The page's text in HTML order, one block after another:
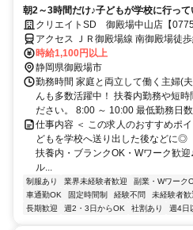
朝2～3時間だけ♪子どもが学校に行っ
ク活躍中
クリエイトSD 御殿場中山店【0775
アクセス ＪＲ御殿場線 南御殿場徒
歩約19分、ＪＲ御殿場線 御殿場富士
時給1,100円以上
静岡県御殿場市
勤務時間 家庭と両立して働く主婦(
んも多数活躍中！ 扶養内勤務や短
ださい。 8:00 ～ 10:00 最低勤務日
仕事内容 ＜ この求人のおすすめポ
どもを学校へ送り出した後などに◎
扶養内・ブランクOK・Wワーク歓
ル...
制服あり 業界未経験者歓迎 副業・Wワーク
車通勤OK
固定時間制 経験不問 未経験者歓
長期歓迎
週2・3日からOK 社割あり 週4日